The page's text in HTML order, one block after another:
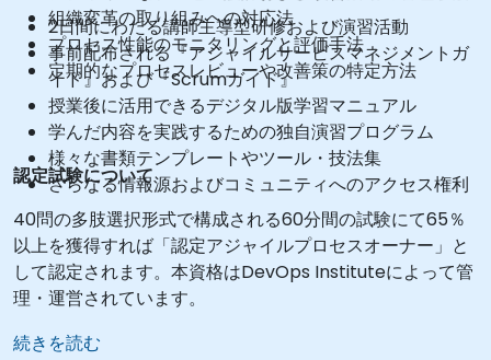
組織変革の取り組みへの対応法
プロセス性能のモニタリングと評価手法
定期的なプロセスレビューや改善策の特定方法
2日間にわたる講師主導型研修および演習活動
事前配布される『アジャイルサービスマネジメントガ
イド』および『Scrumガイド』
授業後に活用できるデジタル版学習マニュアル
学んだ内容を実践するための独自演習プログラム
様々な書類テンプレートやツール・技法集
さらなる情報源およびコミュニティへのアクセス権利
認定試験について
40問の多肢選択形式で構成される60分間の試験にて65％
以上を獲得すれば「認定アジャイルプロセスオーナー」と
して認定されます。本資格はDevOps Instituteによって管
理・運営されています。
続きを読む